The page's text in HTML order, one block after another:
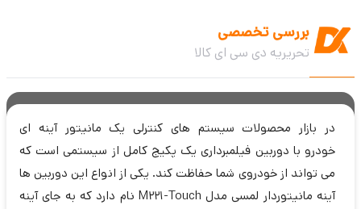
کارت میکرو SD تا 64 گیگابایت حافظه
بررسی تخصصی
تحریریه دی سی ای کالا
در بازار محصولات سیستم های کنترلی یک مانیتور آینه ای
خودرو با دوربین فیلمبرداری یک پکیج کامل از سیستمی است که
می تواند از خودروی شما حفاظت کند. یکی از انواع این دوربین ها
آینه مانیتوردار لمسی مدل M221-Touch نام دارد که به جای آینه